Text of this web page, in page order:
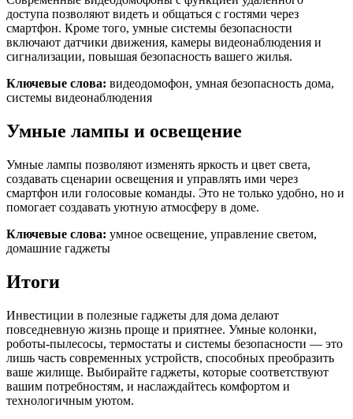
доступа позволяют видеть и общаться с гостями через
смартфон. Кроме того, умные системы безопасности
включают датчики движения, камеры видеонаблюдения и
сигнализации, повышая безопасность вашего жилья.
Ключевые слова: видеодомофон, умная безопасность дома,
системы видеонаблюдения
Умные лампы и освещение
Умные лампы позволяют изменять яркость и цвет света,
создавать сценарии освещения и управлять ими через
смартфон или голосовые команды. Это не только удобно, но и
помогает создавать уютную атмосферу в доме.
Ключевые слова: умное освещение, управление светом,
домашние гаджеты
Итоги
Инвестиции в полезные гаджеты для дома делают
повседневную жизнь проще и приятнее. Умные колонки,
роботы-пылесосы, термостаты и системы безопасности — это
лишь часть современных устройств, способных преобразить
ваше жилище. Выбирайте гаджеты, которые соответствуют
вашим потребностям, и наслаждайтесь комфортом и
технологичным уютом.